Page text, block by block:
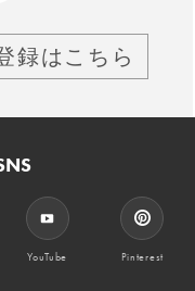
録はこちら
YouTube Pinterest